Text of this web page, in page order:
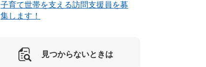
子育て世帯を支える訪問支援員を募
集します！
見つからないときは